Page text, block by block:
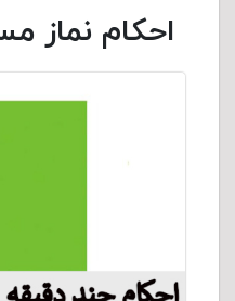
احکام نماز